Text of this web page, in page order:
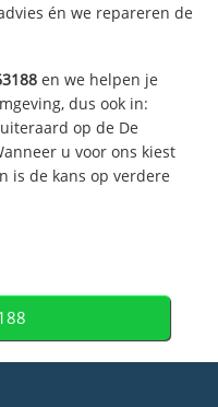
én we repareren de
en we helpen je
dus ook in:
op de De
u voor ons kiest
is de kans op verdere